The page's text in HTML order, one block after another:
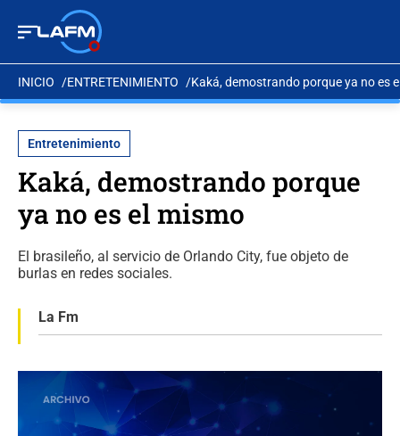
INICIO ENTRETENIMIENTO Kaká, demostrando porque ya no es
Entretenimiento
Kaká, demostrando porque
ya no es el mismo
El brasileño, al servicio de Orlando City, fue objeto de
burlas en redes sociales.
La Fm